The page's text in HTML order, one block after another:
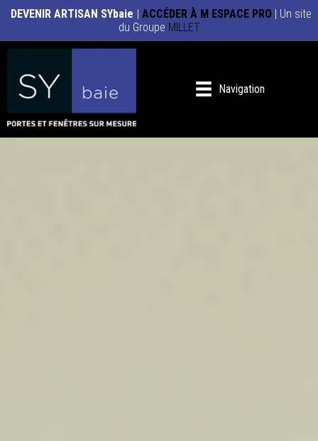
DEVENIR ARTISAN SYbaie | ACCÉDER À M ESPACE PRO| Un site
du Groupe MILLET
Navigation